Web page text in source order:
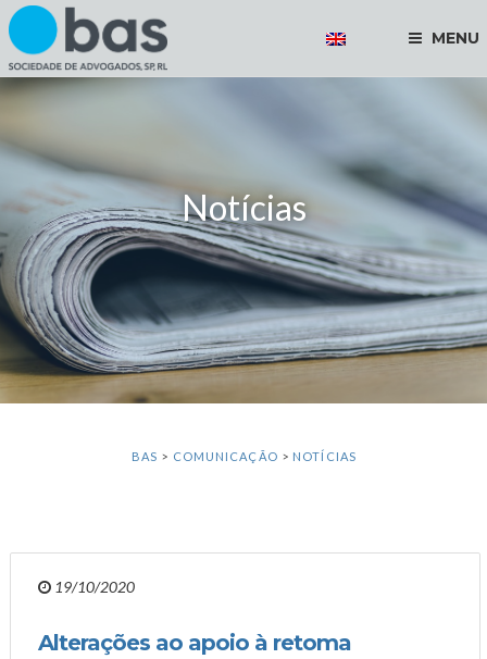
MENU
Notícias
BAS > COMUNICAÇÃO > NOTÍCIAS
19/10/2020
Alterações ao apoio à retoma